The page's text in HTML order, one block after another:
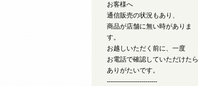
お客様へ
通信販売の状況もあり、
商品が店舗に無い時がありま
す。
お越しいただく前に、一度
お電話で確認していただけたら
ありがたいです。
-------------------------